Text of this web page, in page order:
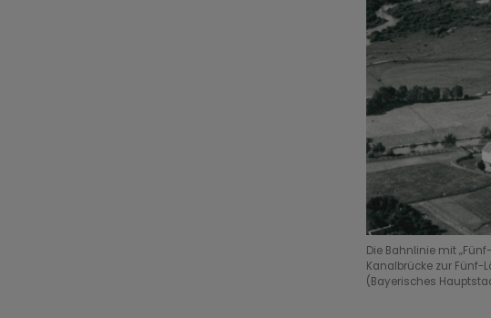
Die Bahnlinie mit
Kanalbrücke zur Fünf-
(Bayerisches